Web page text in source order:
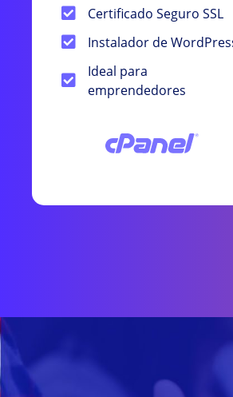
Certificado Seguro SSL
Instalador de
Ideal para
emprendedores